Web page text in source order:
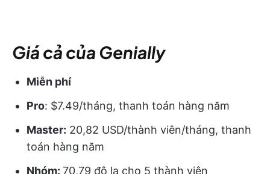
Giá cả của Genially
Miễn phí
Pro: $7.49/tháng, thanh toán hàng năm
Master: 20,82 USD/thành viên/tháng, thanh
toán hàng năm
Nhóm: 70,79 đô la cho 5 thành viên